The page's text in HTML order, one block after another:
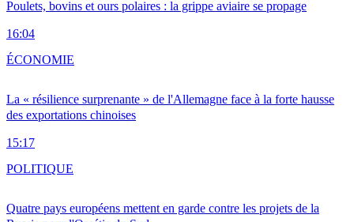
Poulets, bovins et ours polaires : la grippe aviaire se propage
16:04
La « résilience surprenante » de l'Allemagne face à la forte hausse
des exportations chinoises
15:17
ÉCONOMIE
Quatre pays européens mettent en garde contre les projets de la
POLITIQUE